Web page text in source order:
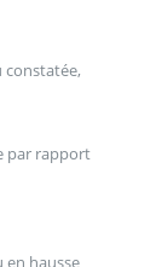
constatée,
par rapport
en hausse